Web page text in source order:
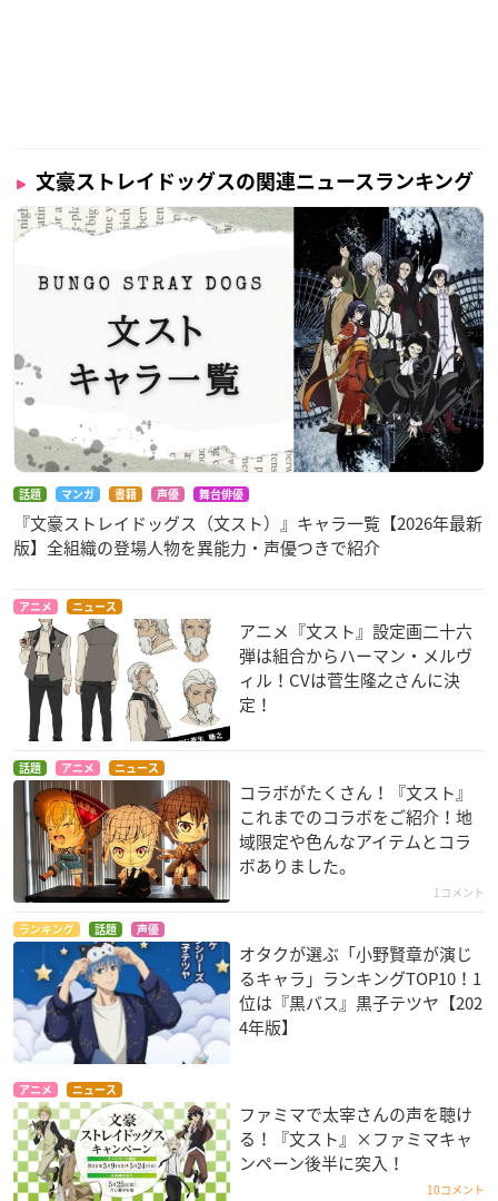
文豪ストレイドッグスの関連ニュースランキング
話題 マンガ 書籍 声優 舞台俳優
『文豪ストレイドッグス（文スト）』キャラ一覧【2026年最新
版】全組織の登場人物を異能力・声優つきで紹介
アニメ ニュース
アニメ『文スト』設定画二十六
弾は組合からハーマン・メルヴ
ィル！CVは菅生隆之さんに決
定！
話題 アニメ ニュース
コラボがたくさん！『文スト』
これまでのコラボをご紹介！地
域限定や色んなアイテムとコラ
ボありました。
1コメント
ランキング 話題 声優
オタクが選ぶ「小野賢章が演じ
るキャラ」ランキングTOP10！1
位は『黒バス』黒子テツヤ【202
4年版】
アニメ ニュース
ファミマで太宰さんの声を聴け
る！『文スト』×ファミマキャ
ンペーン後半に突入！
10コメント